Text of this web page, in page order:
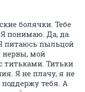
болячки. Тебе
понимаю. Да, да.
питаюсь пыльцой
нервы, мой
титьками. Титьки
Я не плачу, я не
тебя. А